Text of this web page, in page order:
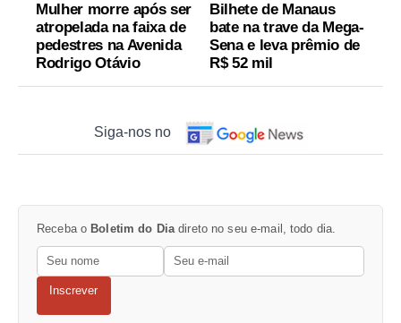
Mulher morre após ser
atropelada na faixa de
pedestres na Avenida
Rodrigo Otávio
Bilhete de Manaus
bate na trave da Mega-
Sena e leva prêmio de
R$ 52 mil
Siga-nos no
Receba o Boletim do Diadireto no seu e-mail, todo dia.
Inscrever